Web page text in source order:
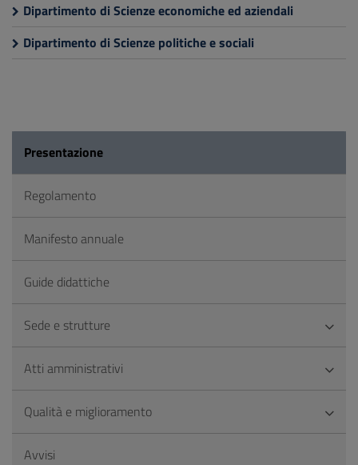
Dipartimento di Scienze economiche ed aziendali
Dipartimento di Scienze politiche e sociali
Presentazione
Regolamento
Manifesto annuale
Guide didattiche
Sede e strutture
Atti amministrativi
Qualità e miglioramento
Avvisi